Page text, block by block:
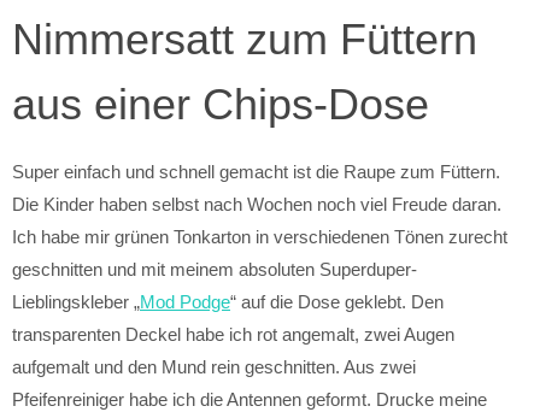
Nimmersatt zum Füttern
aus einer Chips-Dose
Super einfach und schnell gemacht ist die Raupe zum Füttern.
Die Kinder haben selbst nach Wochen noch viel Freude daran.
Ich habe mir grünen Tonkarton in verschiedenen Tönen zurecht
geschnitten und mit meinem absoluten Superduper-
Lieblingskleber „Mod Podge“ auf die Dose geklebt. Den
transparenten Deckel habe ich rot angemalt, zwei Augen
aufgemalt und den Mund rein geschnitten. Aus zwei
Pfeifenreiniger habe ich die Antennen geformt. Drucke meine